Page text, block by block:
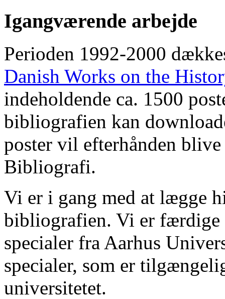
Igangværende arbejde
Perioden 1992-2000
Danish Works on the
indeholdende ca. 1500
bibliografien kan
poster vil efterhånden
Bibliografi.
Vi er i gang med at lægge
bibliografien. Vi er færdige
specialer fra Aarhus
specialer, som er
universitetet.